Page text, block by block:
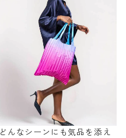
どんなシーンにも気品を添え